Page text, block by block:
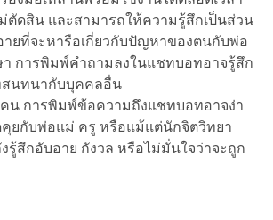
ตัดสิน และสามารถให้ความรู้สึกเป็นส่วน
ายที่จะหารือเกี่ยวกับปัญหาของตนกับพ่อ
การพิมพ์คำถามลงในแชทบอทอาจรู้สึก
สนทนากับบุคคลอื่น
น การพิมพ์ข้อความถึงแชทบอทอาจง่า
คุยกับพ่อแม่ ครู หรือแม้แต่นักจิตวิทยา
รู้สึกอับอาย กังวล หรือไม่มั่นใจว่าจะถูก